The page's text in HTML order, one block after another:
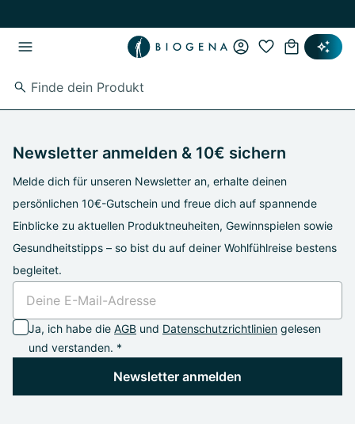
Newsletter anmelden & 10€ sichern
Melde dich für unseren Newsletter an, erhalte deinen
persönlichen 10€-Gutschein und freue dich auf spannende
Einblicke zu aktuellen Produktneuheiten, Gewinnspielen sowie
Gesundheitstipps – so bist du auf deiner Wohlfühlreise bestens
begleitet.
Ja, ich habe die AGB und Datenschutzrichtlinien gelesen
und verstanden. *
Newsletter anmelden